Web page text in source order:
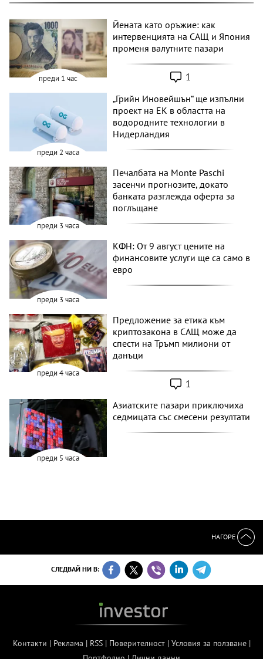
преди 1 час
Йената като оръжие: как
интервенцията на САЩ и Япония
променя валутните пазари
1
преди 2 часа
„Грийн Иновейшън“ ще изпълни
проект на ЕК в областта на
водородните технологии в
Нидерландия
преди 3 часа
Печалбата на Monte Paschi
засенчи прогнозите, докато
банката разглежда оферта за
поглъщане
преди 3 часа
КФН: От 9 август цените на
финансовите услуги ще са само в
евро
преди 4 часа
Предложение за етика към
криптозакона в САЩ може да
спести на Тръмп милиони от
данъци
1
преди 5 часа
Азиатските пазари приключиха
седмицата със смесени резултати
НАГОРЕ
СЛЕДВАЙ НИ В:
Контакти | Реклама | RSS| Поверителност| Условия за ползване|